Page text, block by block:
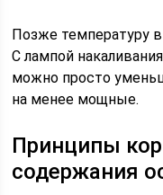
Позже температуру
С лампой
можно просто
на менее мощные.
Принципы
содержания